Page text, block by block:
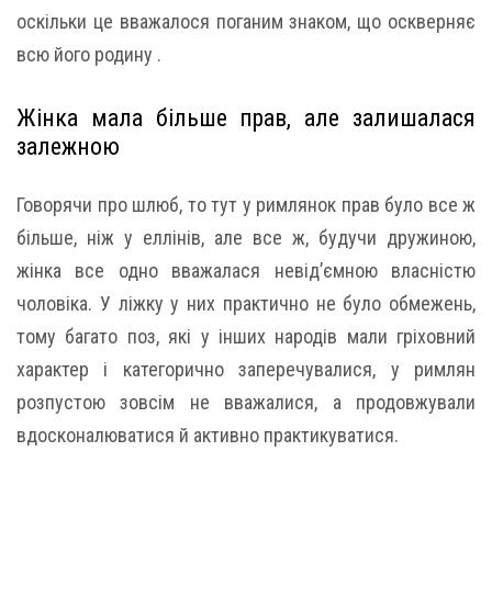
оскільки це вважалося поганим знаком, що оскверняє
всю його родину .
Жінка мала більше прав, але залишалася
залежною
Говорячи про шлюб, то тут у римлянок прав було все ж
більше, ніж у еллінів, але все ж, будучи дружиною,
жінка все одно вважалася невід’ємною власністю
чоловіка. У ліжку у них практично не було обмежень,
тому багато поз, які у інших народів мали гріховний
характер і категорично заперечувалися, у римлян
розпустою зовсім не вважалися, а продовжували
вдосконалюватися й активно практикуватися.